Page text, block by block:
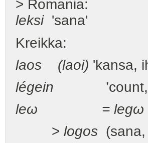
> Romania:
leksi'sana'
Kreikka:
laos (laoi) 'kansa,
légein ’count,
leω = legω
> logos